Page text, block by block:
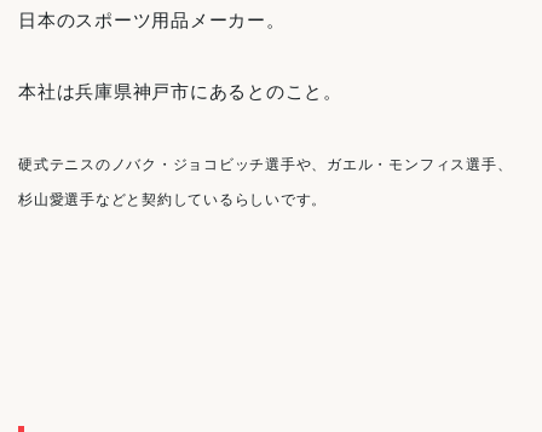
日本のスポーツ用品メーカー。
本社は兵庫県神戸市にあるとのこと。
硬式テニスのノバク・ジョコビッチ選手や、ガエル・モンフィス選手、
杉山愛選手などと契約しているらしいです。